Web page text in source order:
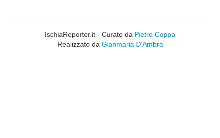
IschiaReporter.it - Curato da Pietro Coppa
Realizzato da Gianmaria D'Ambra